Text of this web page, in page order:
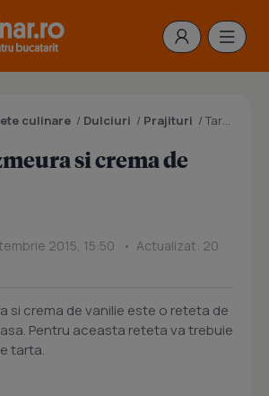
culinare / Dulciuri / Prajituri /Tarta cu zmeura si crema de vanilie
si crema de
2015, 15:50 • Actualizat: 20
si crema de vanilie este o reteta de
Pentru aceasta reteta va trebuie
tarta.